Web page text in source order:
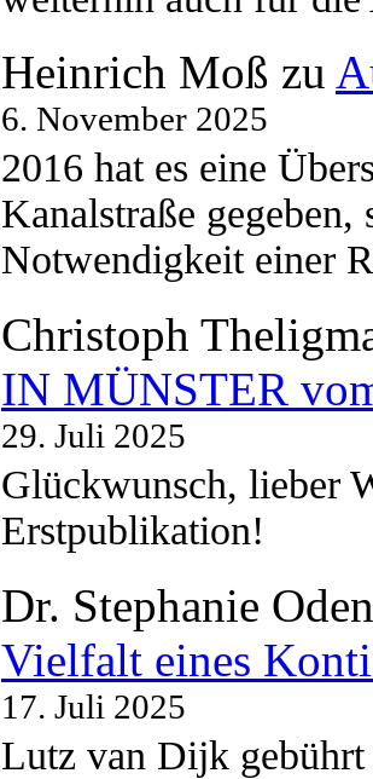
Heinrich Moß zu
6. November 2025
2016 hat es eine
Kanalstraße
Notwendigkeit einer
Christoph
IN MÜNSTER
29. Juli 2025
Glückwunsch, lieber
Erstpublikation!
Dr. Stephanie
Vielfalt eines
17. Juli 2025
Lutz van Dijk